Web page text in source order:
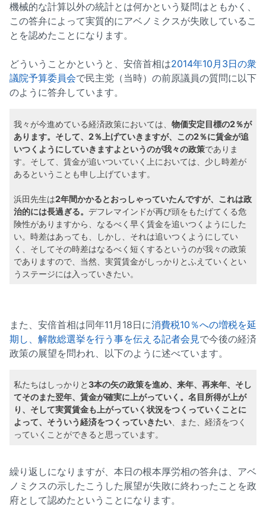
機械的な計算以外の統計とは何かという疑問はともかく、
この答弁によって実質的にアベノミクスが失敗しているこ
とを認めたことになります。
どういうことかというと、安倍首相は2014年10月3日の衆
議院予算委員会で民主党（当時）の前原議員の質問に以下
のように答弁しています。
我々が今進めている経済政策においては、物価安定目標の2％が
あります。そして、2％上げていきますが、この2％に賃金が追
いつくようにしていきますよというのが我々の政策でありま
す。そして、賃金が追いついていく上においては、少し時差が
あるということも申し上げています。
浜田先生は2年間かかるとおっしゃっていたんですが、これは政
治的には長過ぎる。デフレマインドが再び頭をもたげてくる危
険性がありますから、なるべく早く賃金を追いつくようにした
い。時差はあっても、しかし、それは追いつくようにしてい
く、そしてその時差はなるべく短くするというのが我々の政策
でありますので、当然、実質賃金がしっかりとふえていくとい
うステージには入っていきたい。
また、安倍首相は同年11月18日に消費税10％への増税を延
期し、解散総選挙を行う事を伝える記者会見で今後の経済
政策の展望を問われ、以下のように述べています。
私たちはしっかりと3本の矢の政策を進め、来年、再来年、そし
てそのまた翌年、賃金が確実に上がっていく。名目所得が上が
り、そして実質賃金も上がっていく状況をつくっていくことに
よって、そういう経済をつくっていきたい 、また、経済をつく
っていくことができると思っています。
繰り返しになりますが、本日の根本厚労相の答弁は、アベ
ノミクスの示したこうした展望が失敗に終わったことを政
府として認めたということになります。